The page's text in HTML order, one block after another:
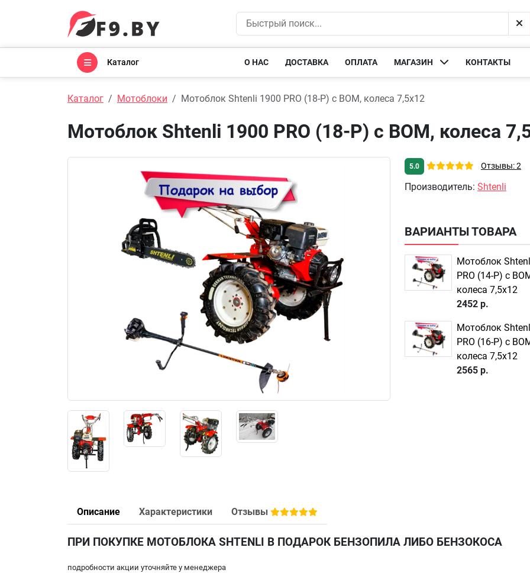
Каталог О НАС ДОСТАВКА ОПЛАТА МАГАЗИН КОНТАКТЫ
Каталог Мотоблоки Мотоблок Shtenli 1900 PRO (18-P) c ВОМ, колеса 7,5х12
Мотоблок Shtenli 1900 PRO (18-P) c ВОМ, колеса
5.0 Отзывы: 2
Производитель: Shtenli
ВАРИАНТЫ ТОВАРА
Мотоблок
PRO (14-P) c
колеса 7,5х12
2452 р.
Мотоблок
PRO (16-P) c
колеса 7,5х12
2565 р.
Описание Характеристики Отзывы
ПРИ ПОКУПКЕ МОТОБЛОКА SHTENLI В ПОДАРОК БЕНЗОПИЛА ЛИБО БЕНЗОКОСА
подробности акции уточняйте у менеджера